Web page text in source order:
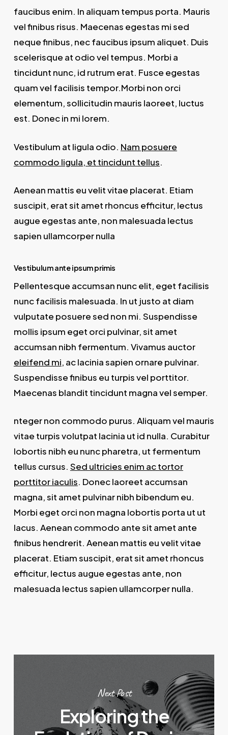
faucibus enim. In aliquam tempus porta. Mauris
vel finibus risus. Maecenas egestas mi sed
neque finibus, nec faucibus ipsum aliquet. Duis
scelerisque at odio vel tempus. Morbi a
tincidunt nunc, id rutrum erat. Fusce egestas
quam vel facilisis tempor.Morbi non orci
elementum, sollicitudin mauris laoreet, luctus
est. Donec in mi lorem.
Vestibulum at ligula odio. Nam posuere
commodo ligula, et tincidunt tellus.
Aenean mattis eu velit vitae placerat. Etiam
suscipit, erat sit amet rhoncus efficitur, lectus
augue egestas ante, non malesuada lectus
sapien ullamcorper nulla
Vestibulum ante ipsum primis
Pellentesque accumsan nunc elit, eget facilisis
nunc facilisis malesuada. In ut justo at diam
vulputate posuere sed non mi. Suspendisse
mollis ipsum eget orci pulvinar, sit amet
accumsan nibh fermentum. Vivamus auctor
eleifend mi, ac lacinia sapien ornare pulvinar.
Suspendisse finibus eu turpis vel porttitor.
Maecenas blandit tincidunt magna vel semper.
nteger non commodo purus. Aliquam vel mauris
vitae turpis volutpat lacinia ut id nulla. Curabitur
lobortis nibh eu nunc pharetra, ut fermentum
tellus cursus. Sed ultricies enim ac tortor
porttitor iaculis. Donec laoreet accumsan
magna, sit amet pulvinar nibh bibendum eu.
Morbi eget orci non magna lobortis porta ut ut
lacus. Aenean commodo ante sit amet ante
finibus hendrerit. Aenean mattis eu velit vitae
placerat. Etiam suscipit, erat sit amet rhoncus
efficitur, lectus augue egestas ante, non
malesuada lectus sapien ullamcorper nulla.
Next Post
Exploring the